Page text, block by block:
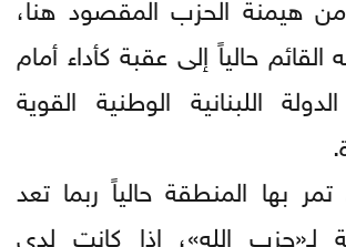
حالياً إلى عقبة كأداء أمام
اللبنانية الوطنية القوية
بها المنطقة حالياً ربما تعد
لـ«حزب الله»، إذا كانت لدى